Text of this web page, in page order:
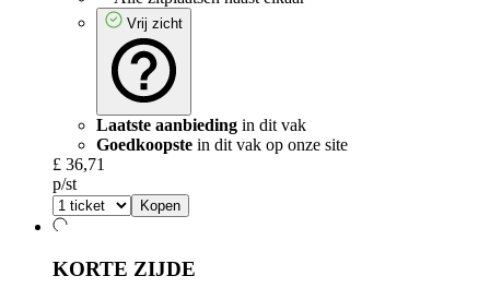
Vrij zicht
Laatste aanbieding in dit vak
Goedkoopste in dit vak op onze site
£ 36,71
p/st
Kopen
KORTE ZIJDE